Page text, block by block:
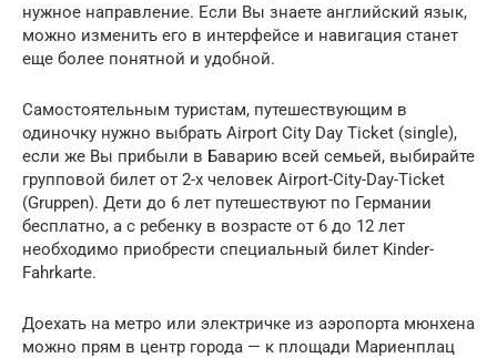
нужное направление. Если Вы знаете английский язык,
можно изменить его в интерфейсе и навигация станет
еще более понятной и удобной.
Самостоятельным туристам, путешествующим в
одиночку нужно выбрать Airport City Day Ticket (single),
если же Вы прибыли в Баварию всей семьей, выбирайте
групповой билет от 2-х человек Airport-City-Day-Ticket
(Gruppen). Дети до 6 лет путешествуют по Германии
бесплатно, а с ребенку в возрасте от 6 до 12 лет
необходимо приобрести специальный билет Kinder-
Fahrkarte.
Доехать на метро или электричке из аэропорта мюнхена
можно прям в центр города — к площади Мариенплац